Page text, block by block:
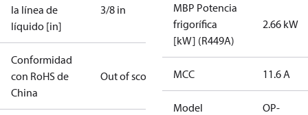
la línea de
líquido [in]
3/8 in
Conformidad
con RoHS de
China
Out of scope
MBP Potencia
frigorífica
[kW] (R449A)
2.66 kW
MCC 11.6 A
Model
OP-